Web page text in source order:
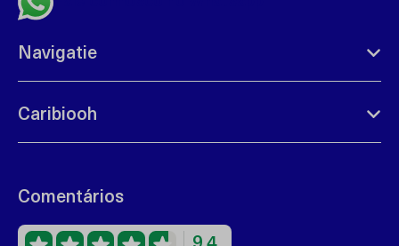
Navigatie
Caribiooh
Comentários